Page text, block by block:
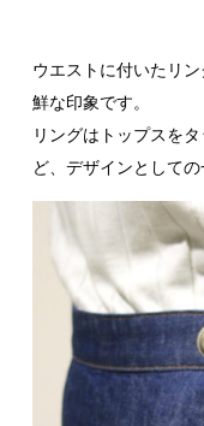
ウエストに付いたリ
鮮な印象です。
リングはトップスを
ど、デザインとしての